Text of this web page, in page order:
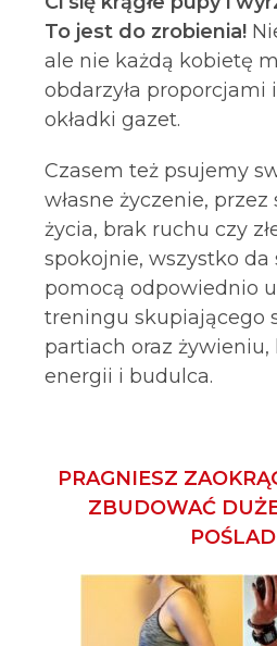
To jest do zrobienia!
ale nie każdą kobietę
obdarzyła proporcjami
okładki gazet.
Czasem też psujemy
własne życzenie,
życia, brak ruchu czy
spokojnie, wszystko da
pomocą odpowiednio
treningu skupiającego
partiach oraz
energii i budulca.
PRAGNIESZ
ZBUDOWAĆ